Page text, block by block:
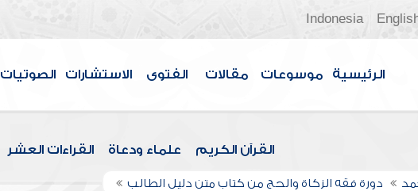
Indonesia
الرئيسية موسوعات مقالات الفتوى الاستشارات الصوتيات
القرآن الكريم علماء ودعاة القراءات العشر
دورة فقه الزكاة والحج من كتاب متن دليل الطالب